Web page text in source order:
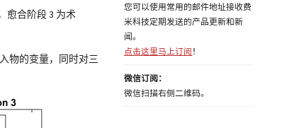
愈合阶段 3 为术
物的变量，同时对三
您可以使用常用的邮件地址接收费
米科技定期发送的产品更新和新
闻。
点击这里马上订阅 ！
微信订阅：
微信扫描右侧二维码。